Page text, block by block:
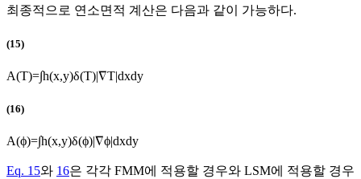
최종적으로 연소면적 계산은 다음과 같이 가능하다.
(15)
A(T)=∫h(x,y)δ(T)|∇T|dxdy
(16)
A(ϕ)=∫h(x,y)δ(ϕ)|∇ϕ|dxdy
Eq. 15와 16은 각각 FMM에 적용할 경우와 LSM에 적용할 경우